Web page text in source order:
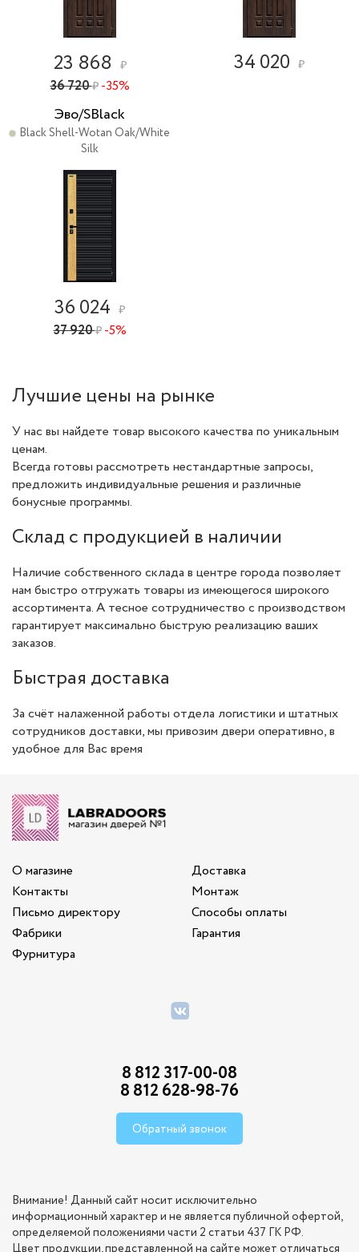
23 868 ₽
36 720₽ -35%
34 020 ₽
Эво/SBlack
Black Shell-Wotan Oak/White
Silk
36 024 ₽
37 920₽ -5%
Лучшие цены на рынке
У нас вы найдете товар высокого качества по уникальным
ценам.
Всегда готовы рассмотреть нестандартные запросы,
предложить индивидуальные решения и различные
бонусные программы.
Склад с продукцией в наличии
Наличие собственного склада в центре города позволяет
нам быстро отгружать товары из имеющегося широкого
ассортимента. А тесное сотрудничество с производством
гарантирует максимально быструю реализацию ваших
заказов.
Быстрая доставка
За счёт налаженной работы отдела логистики и штатных
сотрудников доставки, мы привозим двери оперативно, в
удобное для Вас время
О магазине
Контакты
Письмо директору
Фабрики
Фурнитура
Доставка
Монтаж
Способы оплаты
Гарантия
8 812 317-00-08
8 812 628-98-76
Обратный звонок
Внимание! Данный сайт носит исключительно
информационный характер и не является публичной офертой,
определяемой положениями части 2 статьи 437 ГК РФ.
Цвет продукции, представленной на сайте может отличаться